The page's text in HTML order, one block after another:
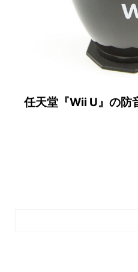
任天堂『Wii U』の防